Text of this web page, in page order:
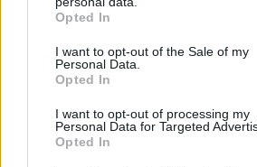
grant or deny consent to Google and its
use your data for below specified
consent section.
Opted In
I want to opt-out of the Sale of my
Personal Data.
Opted In
I want to opt-out of processing my
Personal Data for Targeted
Opted In
8χρονος τραυματίστηκε στο κεφάλι
παραλία της Χαλκιδικής
ΔΕΙΤΕ ΟΛΕΣ ΤΙΣ ΕΙΔΗΣΕΙΣ